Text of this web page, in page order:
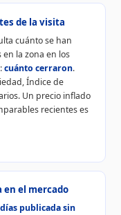
de la visita
cuánto se han
la zona en los
cuánto cerraron.
Índice de
Un precio inflado
recientes es
el mercado
publicada sin